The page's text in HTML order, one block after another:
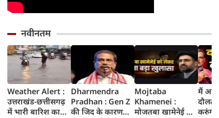
नवीनतम
Weather Alert :
उत्तराखंड-छत्तीसगढ़
में भारी बारिश का
Dharmendra
Pradhan : Gen Z
की जिद के कारण
Mojtaba
Khamenei :
मोजतबा खामेनेई की
मैं आज
दौलत